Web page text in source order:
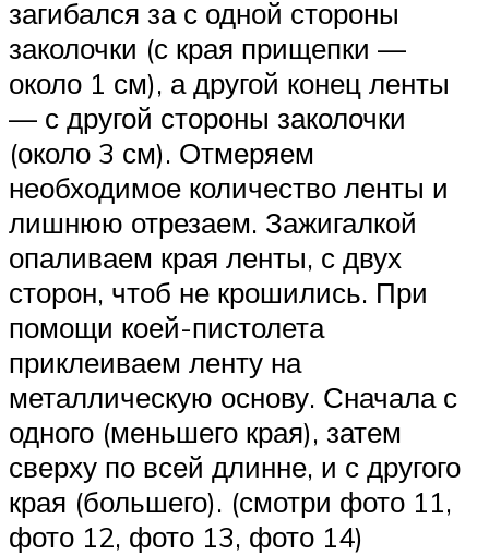
загибался за с одной стороны
заколочки (с края прищепки —
около 1 см), а другой конец ленты
— с другой стороны заколочки
(около 3 см). Отмеряем
необходимое количество ленты и
лишнюю отрезаем. Зажигалкой
опаливаем края ленты, с двух
сторон, чтоб не крошились. При
помощи коей-пистолета
приклеиваем ленту на
металлическую основу. Сначала с
одного (меньшего края), затем
сверху по всей длинне, и с другого
края (большего). (смотри фото 11,
фото 12, фото 13, фото 14)